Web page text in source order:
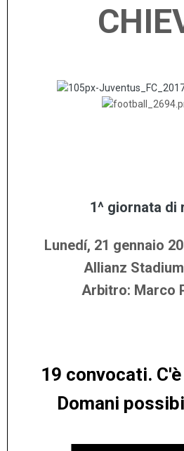
1^ giornata di
Lunedí, 21 gennaio
Allianz
Arbitro: Marco
19 convocati.
Domani